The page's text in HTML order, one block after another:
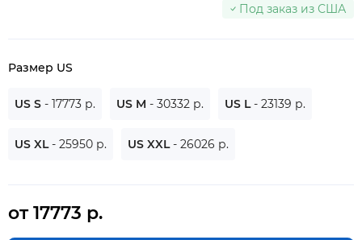
Под заказ из США
Размер US
US S - 17773 р. US M - 30332 р. US L- 23139 р.
US XL- 25950 р. US XXL- 26026 р.
от 17773 р.